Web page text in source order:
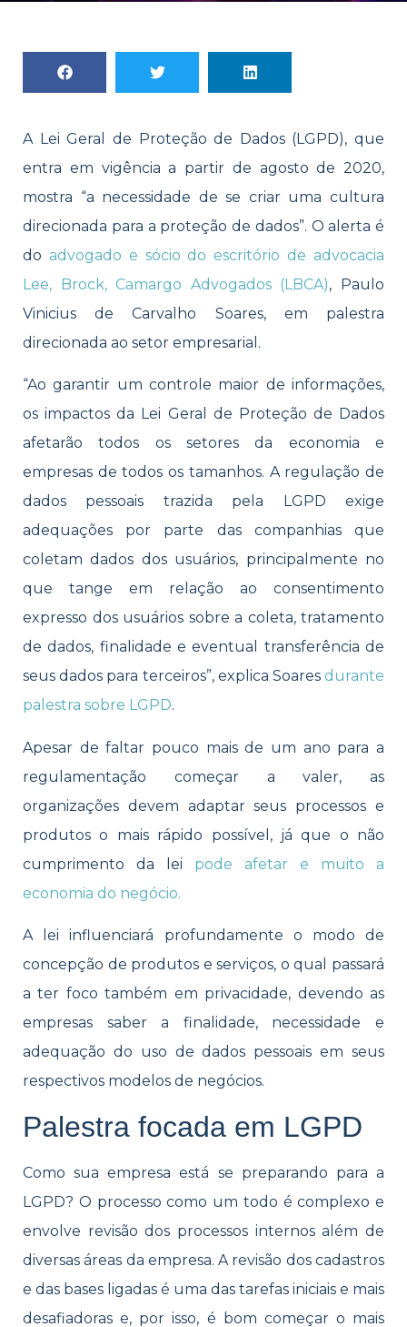
A Lei Geral de Proteção de Dados (LGPD), que
entra em vigência a partir de agosto de 2020,
mostra “a necessidade de se criar uma cultura
direcionada para a proteção de dados”. O alerta é
do advogado e sócio do escritório de advocacia
Lee, Brock, Camargo Advogados (LBCA), Paulo
Vinicius de Carvalho Soares, em palestra
direcionada ao setor empresarial.
“Ao garantir um controle maior de informações,
os impactos da Lei Geral de Proteção de Dados
afetarão todos os setores da economia e
empresas de todos os tamanhos. A regulação de
dados pessoais trazida pela LGPD exige
adequações por parte das companhias que
coletam dados dos usuários, principalmente no
que tange em relação ao consentimento
expresso dos usuários sobre a coleta, tratamento
de dados, finalidade e eventual transferência de
seus dados para terceiros”, explica Soares durante
palestra sobre LGPD.
Apesar de faltar pouco mais de um ano para a
regulamentação começar a valer, as
organizações devem adaptar seus processos e
produtos o mais rápido possível, já que o não
cumprimento da lei pode afetar e muito a
economia do negócio.
A lei influenciará profundamente o modo de
concepção de produtos e serviços, o qual passará
a ter foco também em privacidade, devendo as
empresas saber a finalidade, necessidade e
adequação do uso de dados pessoais em seus
respectivos modelos de negócios.
Palestra focada em LGPD
Como sua empresa está se preparando para a
LGPD? O processo como um todo é complexo e
envolve revisão dos processos internos além de
diversas áreas da empresa. A revisão dos cadastros
e das bases ligadas é uma das tarefas iniciais e mais
desafiadoras e, por isso, é bom começar o mais